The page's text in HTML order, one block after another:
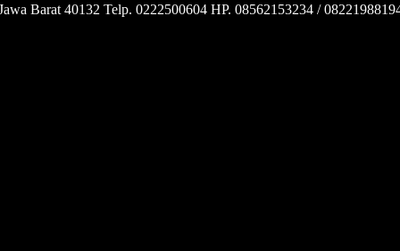
Barat 40132 Telp. 0222500604 HP. 08562153234 /